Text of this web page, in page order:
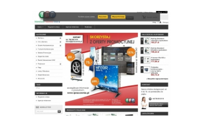
DRZWI I OKNA
KLIMATYZACJA I WENTYLACJA
NIERUCHOMOŚCI, DZIAŁKI
DOMY, MIESZKANIA
WYKSZTAŁCENIE
PLACÓWKI EDUKACYJNE